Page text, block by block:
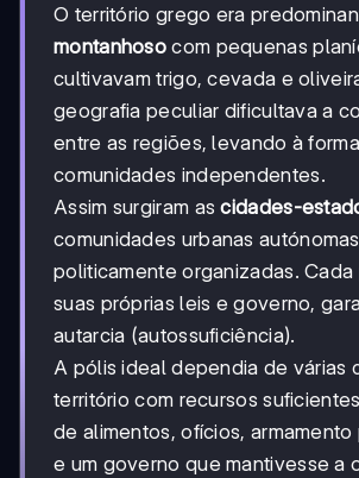
O território grego era
montanhoso com pequenas
cultivavam trigo, cevada e
geografia peculiar dificultava a
entre as regiões, levando à
comunidades independentes.
Assim surgiram ascidades-
comunidades urbanas
politicamente organizadas. Cada
suas próprias leis e governo,
autarcia (autossuficiência).
A pólis ideal dependia de várias
território com recursos
de alimentos, ofícios, armamento
e um governo que mantivesse a